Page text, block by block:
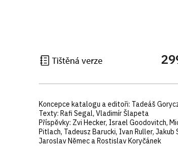
Tištěná verze
Koncepce katalogu a editoři: Tadeáš
Texty: Rafi Segal, Vladimír Šlapeta
Příspěvky: Zvi Hecker, Israel Goodovitch,
Pitlach, Tadeusz Barucki, Ivan Ruller,
Jaroslav Němec a Rostislav Koryčánek